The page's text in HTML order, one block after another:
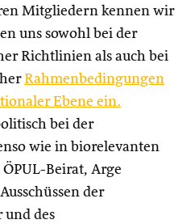
Mitgliedern kennen wir
uns sowohl bei der
Richtlinien als auch bei
Rahmenbedingungen
Ebene ein.
bei der
wie in biorelevanten
Beirat, Arge
der
und des